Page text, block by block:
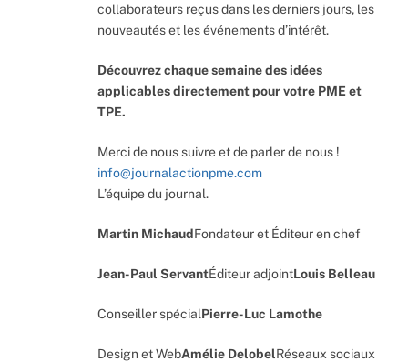
collaborateurs reçus dans les derniers jours, les
nouveautés et les événements d’intérêt.
Découvrez chaque semaine des idées
applicables directement pour votre PME et
TPE.
Merci de nous suivre et de parler de nous !
info@journalactionpme.com
L’équipe du journal.
Martin MichaudFondateur et Éditeur en chef
Jean-Paul ServantÉditeur adjointLouis Belleau
Conseiller spécialPierre-Luc Lamothe
Design et WebAmélie DelobelRéseaux sociaux